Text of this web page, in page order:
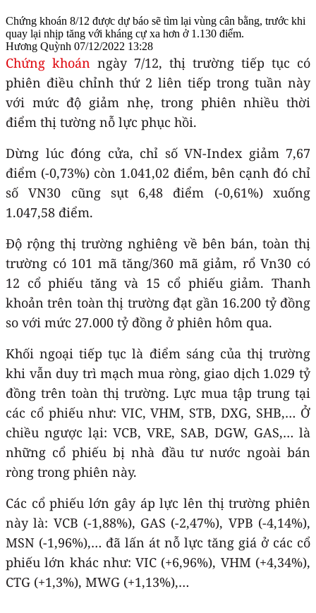
Chứng khoán 8/12 được dự báo sẽ tìm lại vùng cân bằng, trước khi
quay lại nhịp tăng với kháng cự xa hơn ở 1.130 điểm.
Hương Quỳnh 07/12/2022 13:28
Chứng khoán ngày 7/12, thị trường tiếp tục có
phiên điều chỉnh thứ 2 liên tiếp trong tuần này
với mức độ giảm nhẹ, trong phiên nhiều thời
điểm thị tường nỗ lực phục hồi.
Dừng lúc đóng cửa, chỉ số VN-Index giảm 7,67
điểm (-0,73%) còn 1.041,02 điểm, bên cạnh đó chỉ
số VN30 cũng sụt 6,48 điểm (-0,61%) xuống
1.047,58 điểm.
Độ rộng thị trường nghiêng về bên bán, toàn thị
trường có 101 mã tăng/360 mã giảm, rổ Vn30 có
12 cổ phiếu tăng và 15 cổ phiếu giảm. Thanh
khoản trên toàn thị trường đạt gần 16.200 tỷ đồng
so với mức 27.000 tỷ đồng ở phiên hôm qua.
Khối ngoại tiếp tục là điểm sáng của thị trường
khi vẫn duy trì mạch mua ròng, giao dịch 1.029 tỷ
đồng trên toàn thị trường. Lực mua tập trung tại
các cổ phiếu như: VIC, VHM, STB, DXG, SHB,… Ở
chiều ngược lại: VCB, VRE, SAB, DGW, GAS,… là
những cổ phiếu bị nhà đầu tư nước ngoài bán
ròng trong phiên này.
Các cổ phiếu lớn gây áp lực lên thị trường phiên
này là: VCB (-1,88%), GAS (-2,47%), VPB (-4,14%),
MSN (-1,96%),… đã lấn át nỗ lực tăng giá ở các cổ
phiếu lớn khác như: VIC (+6,96%), VHM (+4,34%),
CTG (+1,3%), MWG (+1,13%),…